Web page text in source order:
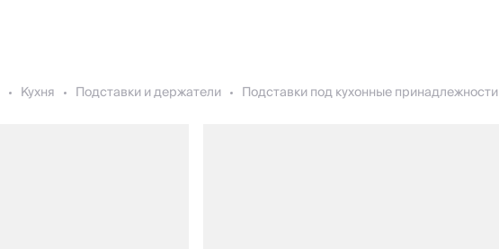
Кухня Подставки и держатели Подставки под кухонные принадлежности